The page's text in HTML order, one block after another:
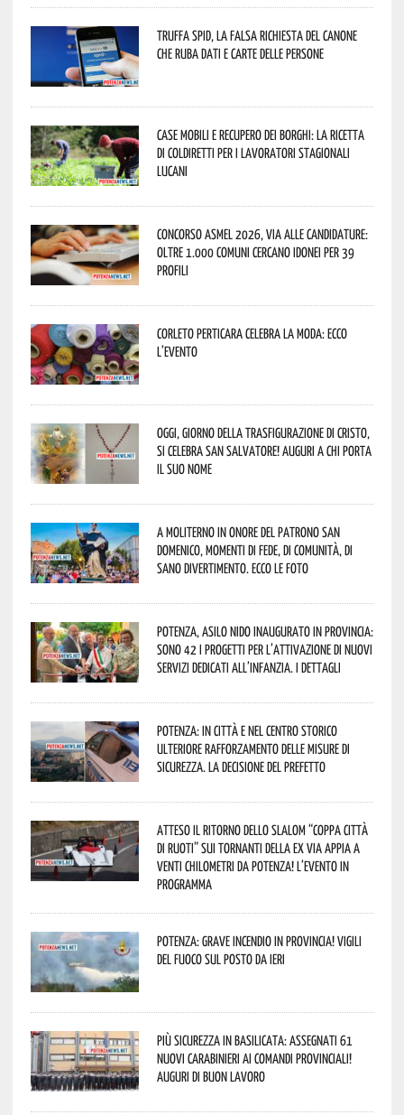
Truffa Spid, la falsa richiesta del canone
che ruba dati e carte delle persone
Case mobili e recupero dei borghi: la ricetta
di Coldiretti per i lavoratori stagionali
lucani
Concorso Asmel 2026, via alle candidature:
oltre 1.000 Comuni cercano idonei per 39
profili
Corleto Perticara celebra la moda: ecco
l’evento
Oggi, giorno della Trasfigurazione di Cristo,
si celebra San Salvatore! Auguri a chi porta
il suo nome
A Moliterno in onore del Patrono San
Domenico, momenti di fede, di comunità, di
sano divertimento. Ecco le foto
Potenza, asilo nido inaugurato in provincia:
sono 42 i progetti per l’attivazione di nuovi
servizi dedicati all’infanzia. I dettagli
Potenza: in città e nel centro storico
ulteriore rafforzamento delle misure di
sicurezza. La decisione del Prefetto
Atteso il ritorno dello slalom “Coppa Città
di Ruoti” sui tornanti della ex via Appia a
venti chilometri da Potenza! L’evento in
programma
Potenza: grave incendio in Provincia! Vigili
del fuoco sul posto da ieri
Più sicurezza in Basilicata: assegnati 61
nuovi Carabinieri ai Comandi provinciali!
Auguri di buon lavoro